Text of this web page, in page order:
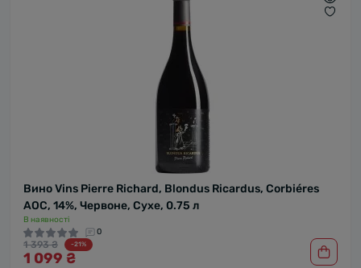
Вино Vins Pierre Richard, Blondus Ricardus, Corbiéres
AOC, 14%, Червоне, Сухе, 0.75 л
В наявності
0
1 393 ₴ -21%
1 099 ₴